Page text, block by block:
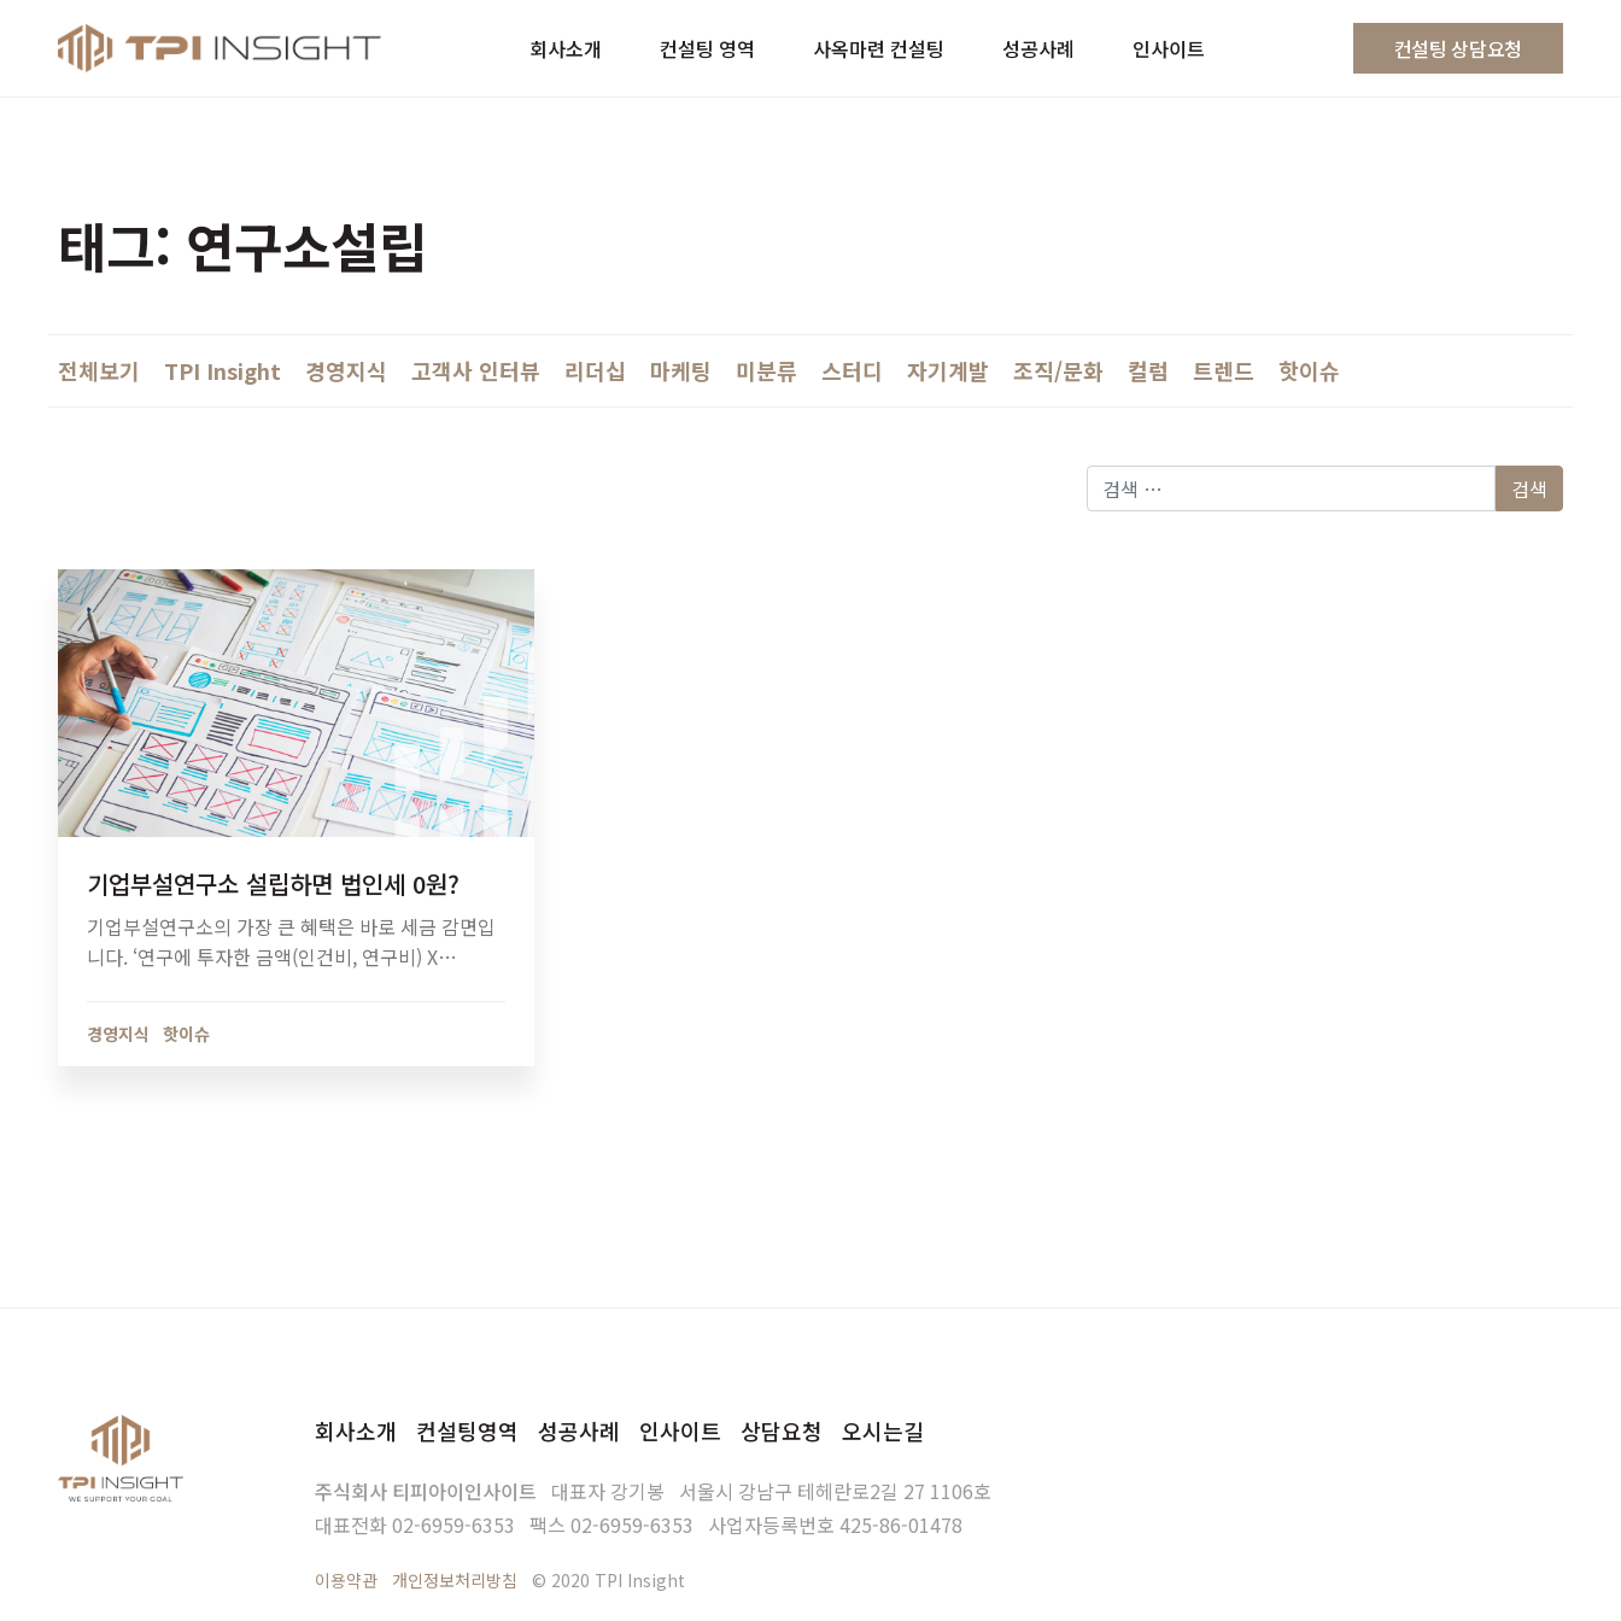
티피아이 인사이트회사소개 컨설팅 영역 사옥마련 컨설팅 성공사례 인사이트 컨설팅 상담요청
태그: 연구소설립
전체보기 TPI Insight 경영지식 고객사 인터뷰 리더십 마케팅 미분류 스터디 자기계발 조직/문화 컬럼 트렌드 핫이슈
기업부설연구소 설립하면 법인세 0원?
기업부설연구소의 가장 큰 혜택은 바로 세금 감면입
니다. ‘연구에 투자한 금액(인건비, 연구비) X
것이죠. 심지어 연구비가…
경영지식 핫이슈
회사소개 컨설팅영역 성공사례 인사이트 상담요청 오시는길
주식회사 티피아이인사이트 대표자 강기봉 서울시 강남구 테헤란로2길 27 1106호
대표전화02-6959-6353 팩스 02-6959-6353 사업자등록번호 425-86-01478
이용약관 개인정보처리방침 © 2020 TPI Insight